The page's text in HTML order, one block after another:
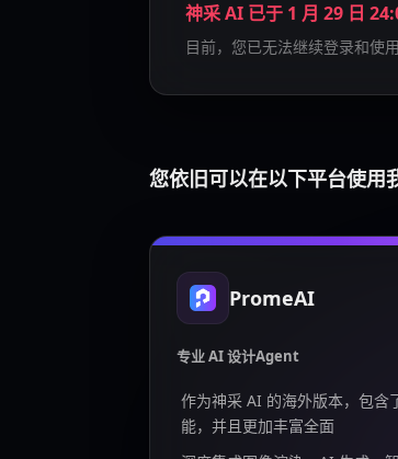
神采 AI 已于 1 月 29 日
目前，您已无法继续登录和使
您依旧可以在以下平台使用
PromeAI
专业 AI 设计Agent
作为神采 AI 的海外版本，包含
能，并且更加丰富全面